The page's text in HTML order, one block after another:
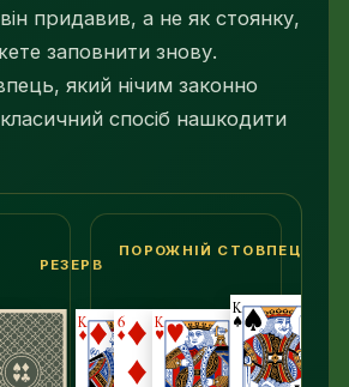
він придавив, а не як стоянку,
заповнити знову.
який нічим законно
спосіб нашкодити
РЕЗЕРВ
→
ПОРОЖНІЙ СТОВПЕЦЬ
Порожньо ←